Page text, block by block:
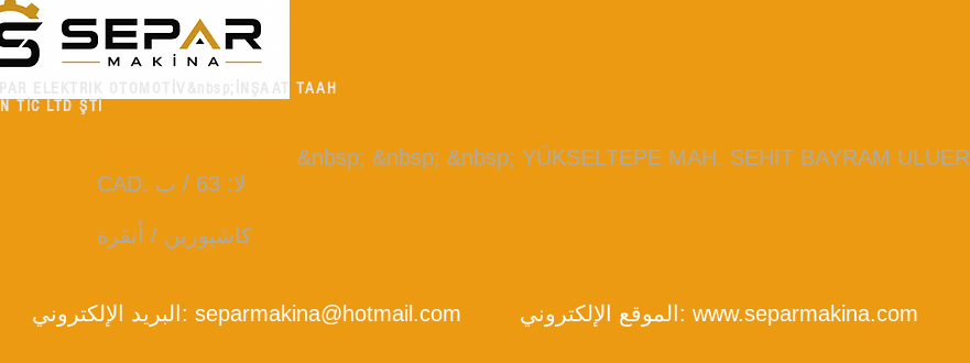
ELEKTRIK OTOMOTİV&nbsp;İNŞAAT TAAH
TİC LTD ŞTİ
&nbsp; &nbsp; &nbsp; YÜKSELTEPE MAH. SEHIT BAYRAM ULUER
CAD. لا: 63 / ب
كاشيورين / أنقرة
البريد الإلكتروني: separmakina@hotmail.com الموقع الإلكتروني: www.separmakina.com